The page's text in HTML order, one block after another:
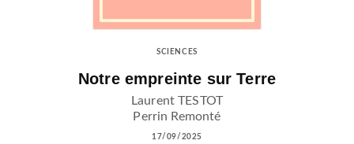
SCIENCES
Notre empreinte sur Terre
Laurent TESTOT
Perrin Remonté
17/09/2025